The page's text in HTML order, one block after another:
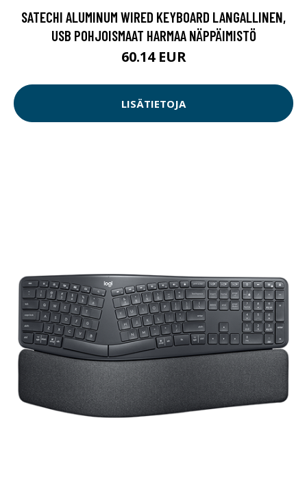
SATECHI ALUMINUM WIRED KEYBOARD LANGALLINEN,
USB POHJOISMAAT HARMAA NÄPPÄIMISTÖ
60.14 EUR
LISÄTIETOJA